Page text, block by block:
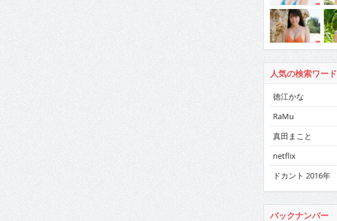
人気の検索ワード
徳江かな
RaMu
真田まこと
netflix
ドカント 2016年
バックナンバー